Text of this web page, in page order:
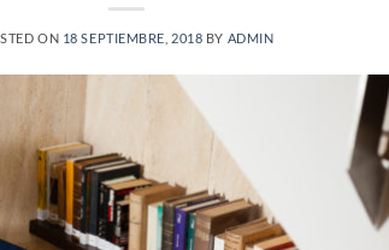
ON 18 SEPTIEMBRE, 2018 BY ADMIN